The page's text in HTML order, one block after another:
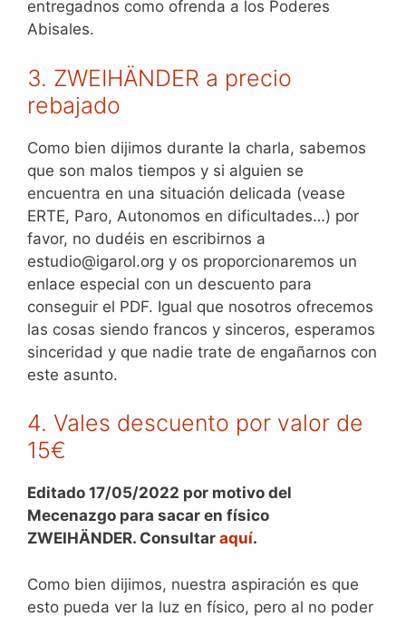
entregadnos como ofrenda a los Poderes
Abisales.
3. ZWEIHÄNDER a precio
rebajado
Como bien dijimos durante la charla, sabemos
que son malos tiempos y si alguien se
encuentra en una situación delicada (vease
ERTE, Paro, Autonomos en dificultades…) por
favor, no dudéis en escribirnos a
estudio@igarol.org y os proporcionaremos un
enlace especial con un descuento para
conseguir el PDF. Igual que nosotros ofrecemos
las cosas siendo francos y sinceros, esperamos
sinceridad y que nadie trate de engañarnos con
este asunto.
4. Vales descuento por valor de
15€
Editado 17/05/2022 por motivo del
Mecenazgo para sacar en físico
ZWEIHÄNDER. Consultar aquí.
Como bien dijimos, nuestra aspiración es que
esto pueda ver la luz en físico, pero al no poder